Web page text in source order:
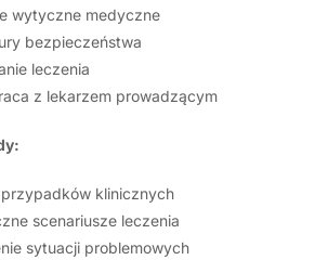
wytyczne medyczne
bezpieczeństwa
leczenia
z lekarzem prowadzącym
przypadków klinicznych
scenariusze leczenia
sytuacji problemowych